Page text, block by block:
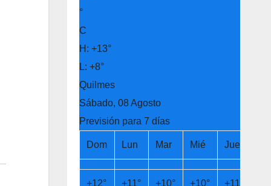
°
C
H: +13°
L: +8°
Quilmes
Sábado, 08 Agosto
Previsión para 7 días
Dom Lun Mar Mié Jue
+12° +11° +10° +10° +11°